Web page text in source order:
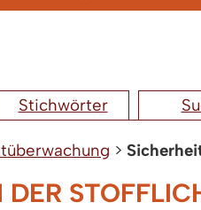
Stichwörter
>